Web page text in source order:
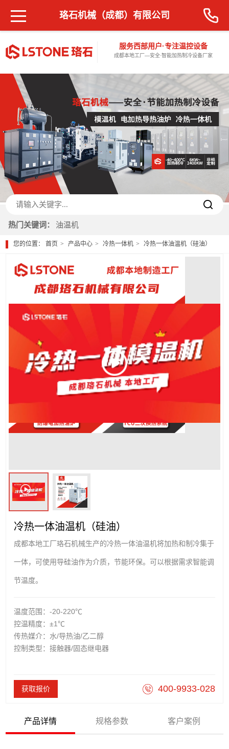
服务西部用户·专注温控设备
成都本地工厂—安全·智能加热制冷设备厂家
珞石机械（成都）有限公司
热门关键词： 油温机
您的位置：首页 产品中心 冷热一体机 冷热一体油温机（硅油）
冷热一体油温机（硅油）
成都本地工厂珞石机械生产的冷热一体油温机将加热和制冷集于
一体，可使用导硅油作为介质，节能环保。可以根据需求智能调
节温度。
温度范围：-20-220℃
控温精度：±1℃
传热媒介：水/导热油/乙二醇
控制类型：接触器/固态继电器
获取报价 400-9933-028
产品详情 规格参数 客户案例